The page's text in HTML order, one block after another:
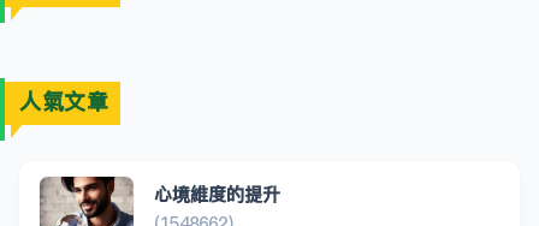
人氣文章
心境維度的提升